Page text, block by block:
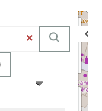
Rechercher
dans cette